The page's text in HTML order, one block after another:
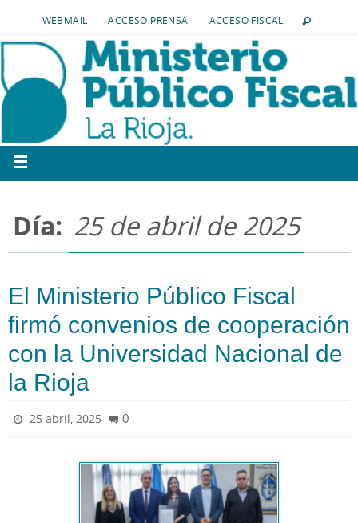
WEBMAIL ACCESO PRENSA ACCESO FISCAL
Día: 25 de abril de 2025
El Ministerio Público Fiscal
firmó convenios de cooperación
con la Universidad Nacional de
la Rioja
25 abril, 2025 0